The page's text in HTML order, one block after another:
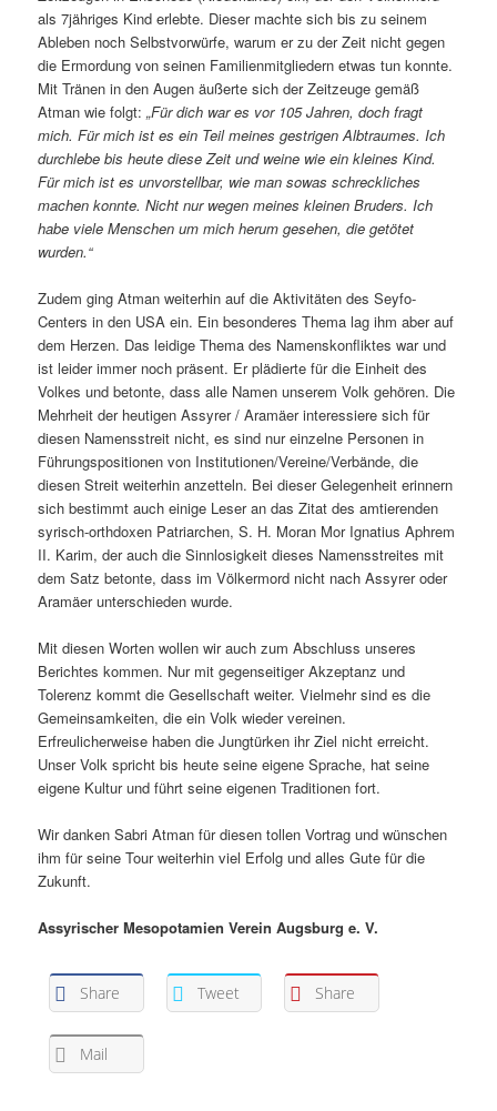
als 7jähriges Kind erlebte. Dieser machte sich bis zu seinem
Ableben noch Selbstvorwürfe, warum er zu der Zeit nicht gegen
die Ermordung von seinen Familienmitgliedern etwas tun konnte.
Mit Tränen in den Augen äußerte sich der Zeitzeuge gemäß
Atman wie folgt:„Für dich war es vor 105 Jahren, doch fragt
mich. Für mich ist es ein Teil meines gestrigen Albtraumes. Ich
durchlebe bis heute diese Zeit und weine wie ein kleines Kind.
Für mich ist es unvorstellbar, wie man sowas schreckliches
machen konnte. Nicht nur wegen meines kleinen Bruders. Ich
habe viele Menschen um mich herum gesehen, die getötet
wurden.“
Zudem ging Atman weiterhin auf die Aktivitäten des Seyfo-
Centers in den USA ein. Ein besonderes Thema lag ihm aber auf
dem Herzen. Das leidige Thema des Namenskonfliktes war und
ist leider immer noch präsent. Er plädierte für die Einheit des
Volkes und betonte, dass alle Namen unserem Volk gehören. Die
Mehrheit der heutigen Assyrer / Aramäer interessiere sich für
diesen Namensstreit nicht, es sind nur einzelne Personen in
Führungspositionen von Institutionen/Vereine/Verbände, die
diesen Streit weiterhin anzetteln. Bei dieser Gelegenheit erinnern
sich bestimmt auch einige Leser an das Zitat des amtierenden
syrisch-orthdoxen Patriarchen, S. H. Moran Mor Ignatius Aphrem
II. Karim, der auch die Sinnlosigkeit dieses Namensstreites mit
dem Satz betonte, dass im Völkermord nicht nach Assyrer oder
Aramäer unterschieden wurde.
Mit diesen Worten wollen wir auch zum Abschluss unseres
Berichtes kommen. Nur mit gegenseitiger Akzeptanz und
Tolerenz kommt die Gesellschaft weiter. Vielmehr sind es die
Gemeinsamkeiten, die ein Volk wieder vereinen.
Erfreulicherweise haben die Jungtürken ihr Ziel nicht erreicht.
Unser Volk spricht bis heute seine eigene Sprache, hat seine
eigene Kultur und führt seine eigenen Traditionen fort.
Wir danken Sabri Atman für diesen tollen Vortrag und wünschen
ihm für seine Tour weiterhin viel Erfolg und alles Gute für die
Zukunft.
Assyrischer Mesopotamien Verein Augsburg e. V.
Share Tweet Share
Mail